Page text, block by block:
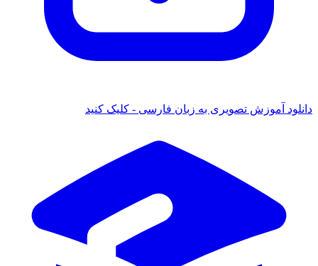
دانلود آموزش تصویری به زبان فارسی - کلیک کنید